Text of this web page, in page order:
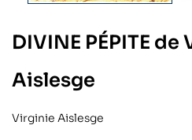
DIVINE PÉPITE
Aislesge
Virginie Aislesge